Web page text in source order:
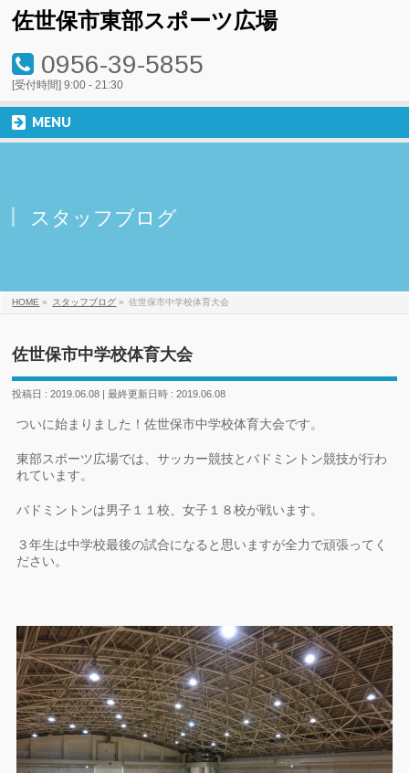
佐世保市東部スポーツ広場
0956-39-5855
[受付時間] 9:00 - 21:30
MENU
スタッフブログ
HOME » スタッフブログ » 佐世保市中学校体育大会
佐世保市中学校体育大会
投稿日 : 2019.06.08 最終更新日時 : 2019.06.08
ついに始まりました！佐世保市中学校体育大会です。
東部スポーツ広場では、サッカー競技とバドミントン競技が行わ
れています。
バドミントンは男子１１校、女子１８校が戦います。
３年生は中学校最後の試合になると思いますが全力で頑張ってく
ださい。